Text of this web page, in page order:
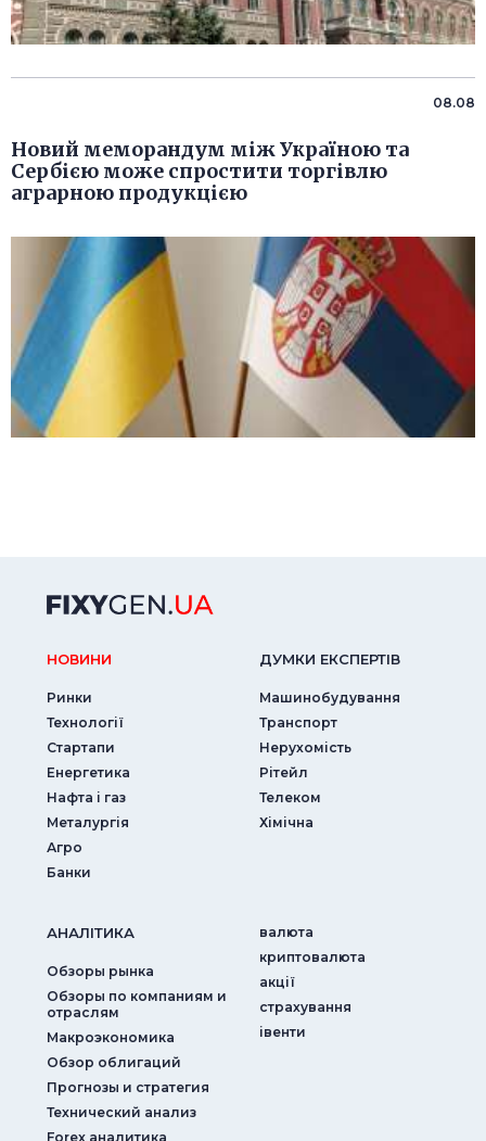
08.08
Новий меморандум між Україною та
Сербією може спростити торгівлю
аграрною продукцією
НОВИНИ
Ринки
Технології
Стартапи
Енергетика
Нафта і газ
Металургія
Агро
Банки
ДУМКИ ЕКСПЕРТIВ
Машинобудування
Транспорт
Нерухомість
Рітейл
Телеком
Хімічна
АНАЛIТИКА
Обзоры рынка
Обзоры по компаниям и
отраслям
Макроэкономика
Обзор облигаций
Прогнозы и стратегия
Технический анализ
Forex аналитика
валюта
криптовалюта
акції
страхування
iвенти